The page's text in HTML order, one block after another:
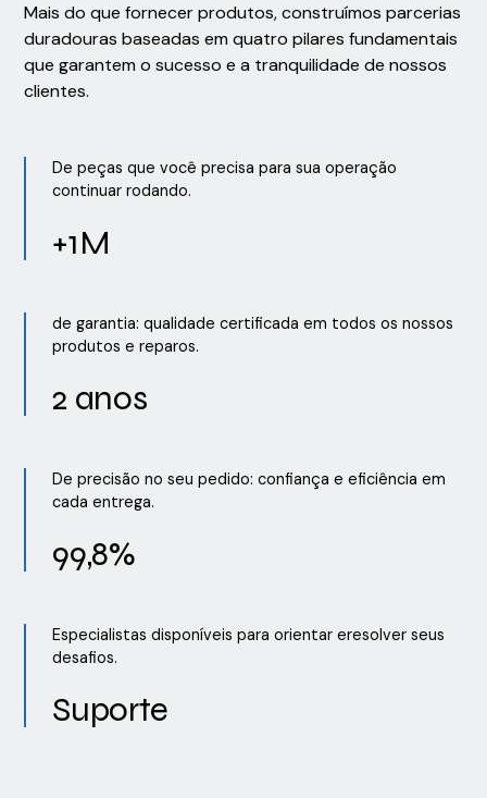
Mais do que fornecer produtos, construímos parcerias
duradouras baseadas em quatro pilares fundamentais
que garantem o sucesso e a tranquilidade de nossos
clientes.
De peças que você precisa para sua operação
continuar rodando.
+1M
de garantia: qualidade certificada em todos os nossos
produtos e reparos.
2 anos
De precisão no seu pedido: confiança e eficiência em
cada entrega.
99,8%
Especialistas disponíveis para orientar eresolver seus
desafios.
Suporte